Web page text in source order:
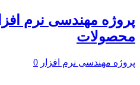
پروژه مهندسی نرم
محصولات
پروژه مهندسی نرم افزار 0